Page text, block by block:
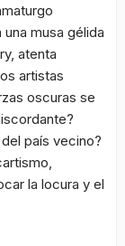
musa gélida
atenta
artistas
oscuras se
país vecino?
la locura y el